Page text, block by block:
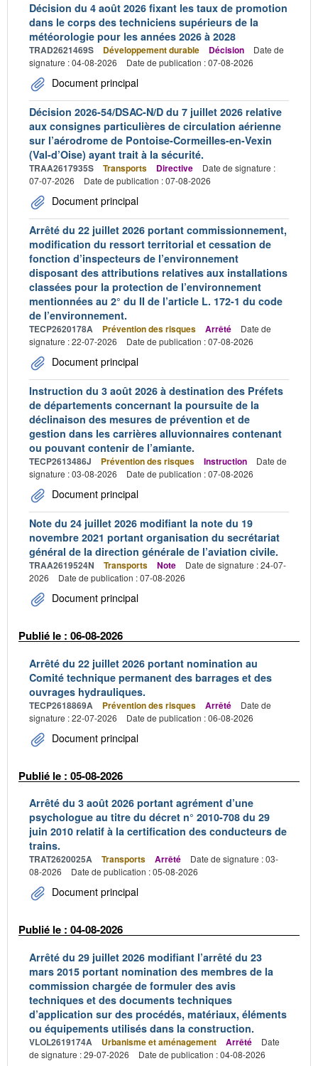
Décision du 4 août 2026 fixant les taux de promotion
dans le corps des techniciens supérieurs de la
météorologie pour les années 2026 à 2028
TRAD2621469S Développement durable Décision
Date de
signature : 04-08-2026
Date de publication : 07-08-2026
Document principal
Décision 2026-54/DSAC-N/D du 7 juillet 2026 relative
aux consignes particulières de circulation aérienne
sur l’aérodrome de Pontoise-Cormeilles-en-Vexin
(Val-d’Oise) ayant trait à la sécurité.
TRAA2617935S Transports Directive
Date de signature :
07-07-2026
Date de publication : 07-08-2026
Document principal
Arrêté du 22 juillet 2026 portant commissionnement,
modification du ressort territorial et cessation de
fonction d’inspecteurs de l’environnement
disposant des attributions relatives aux installations
classées pour la protection de l’environnement
mentionnées au 2° du II de l’article L. 172-1 du code
de l’environnement.
TECP2620178A Prévention des risques Arrêté
Date de
signature : 22-07-2026
Date de publication : 07-08-2026
Document principal
Instruction du 3 août 2026 à destination des Préfets
de départements concernant la poursuite de la
déclinaison des mesures de prévention et de
gestion dans les carrières alluvionnaires contenant
ou pouvant contenir de l’amiante.
TECP2613486J Prévention des risques Instruction
Date de
signature : 03-08-2026
Date de publication : 07-08-2026
Document principal
Note du 24 juillet 2026 modifiant la note du 19
novembre 2021 portant organisation du secrétariat
général de la direction générale de l’aviation civile.
TRAA2619524N Transports Note
Date de signature : 24-07-
2026
Date de publication : 07-08-2026
Document principal
Publié le : 06-08-2026
Arrêté du 22 juillet 2026 portant nomination au
Comité technique permanent des barrages et des
ouvrages hydrauliques.
TECP2618869A Prévention des risques Arrêté
Date de
signature : 22-07-2026
Date de publication : 06-08-2026
Document principal
Publié le : 05-08-2026
Arrêté du 3 août 2026 portant agrément d’une
psychologue au titre du décret n° 2010-708 du 29
juin 2010 relatif à la certification des conducteurs de
trains.
TRAT2620025A Transports Arrêté
Date de signature : 03-
08-2026
Date de publication : 05-08-2026
Document principal
Publié le : 04-08-2026
Arrêté du 29 juillet 2026 modifiant l’arrêté du 23
mars 2015 portant nomination des membres de la
commission chargée de formuler des avis
techniques et des documents techniques
d’application sur des procédés, matériaux, éléments
ou équipements utilisés dans la construction.
VLOL2619174A Urbanisme et aménagement Arrêté
Date
de signature : 29-07-2026
Date de publication : 04-08-2026